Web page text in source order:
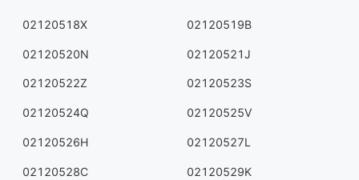
02120518X 02120519B
02120520N 02120521J
02120522Z 02120523S
02120524Q 02120525V
02120526H 02120527L
02120528C 02120529K